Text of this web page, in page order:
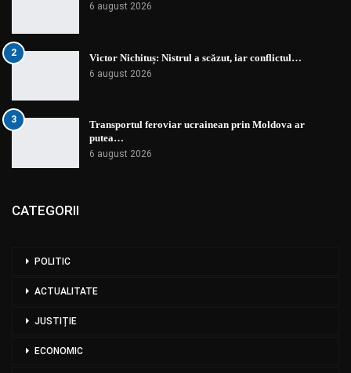
6 august 2026
2 Victor Nichituș: Nistrul a scăzut, iar conflictul…
6 august 2026
3
Transportul feroviar ucrainean prin Moldova ar
putea…
6 august 2026
CATEGORII
POLITIC
ACTUALITATE
JUSTIȚIE
ECONOMIC